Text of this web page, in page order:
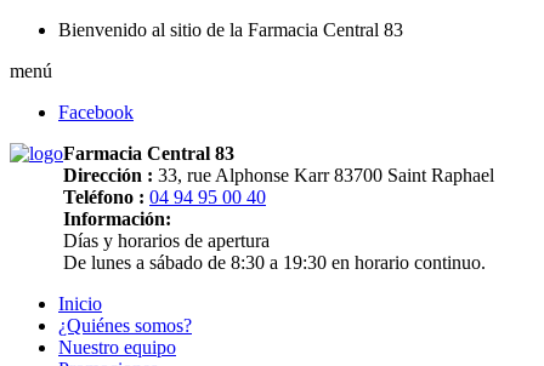
Bienvenido al sitio de la Farmacia Central 83
menú
Facebook
Farmacia Central 83
Dirección : 33, rue Alphonse Karr 83700 Saint Raphael
Teléfono : 04 94 95 00 40
Información:
Días y horarios de apertura
De lunes a sábado de 8:30 a 19:30 en horario continuo.
Inicio
¿Quiénes somos?
Nuestro equipo